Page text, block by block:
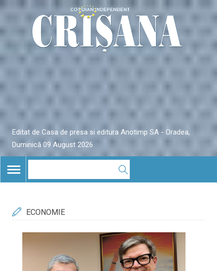
Editat de Casa de presa si editura Anotimp SA - Oradea,
Duminică 09 August 2026
TOGGLE
NAVIGATION
ECONOMIE